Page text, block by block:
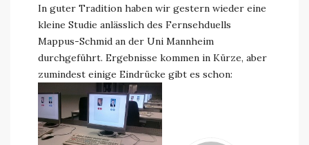
In guter Tradition haben wir gestern wieder eine
kleine Studie anlässlich des Fernsehduells
Mappus-Schmid an der Uni Mannheim
durchgeführt. Ergebnisse kommen in Kürze, aber
zumindest einige Eindrücke gibt es schon: